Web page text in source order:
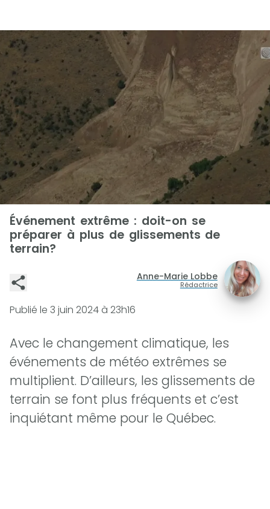
Événement extrême : doit-on se
préparer à plus de glissements de
terrain?
Anne-Marie Lobbe
Rédactrice
Publié le 3 juin 2024 à 23h16
Avec le changement climatique, les
événements de météo extrêmes se
multiplient. D’ailleurs, les glissements de
terrain se font plus fréquents et c’est
inquiétant même pour le Québec.